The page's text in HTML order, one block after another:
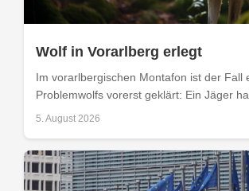
Wolf in Vorarlberg erlegt
Im vorarlbergischen Montafon ist der Fall
Problemwolfs vorerst geklärt: Ein Jäger
5. August 2026